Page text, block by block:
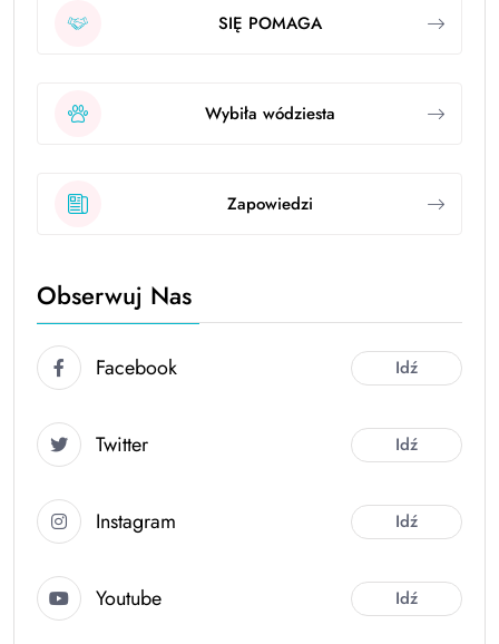
SIĘ POMAGA
Wybiła wódziesta
Zapowiedzi
Obserwuj Nas
Facebook Idź
Twitter Idź
Instagram Idź
Youtube Idź